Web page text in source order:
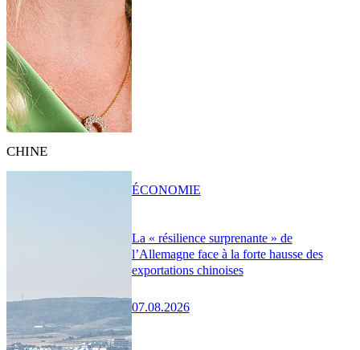
CHINE
La « résilience surprenante » de
l’Allemagne face à la forte hausse des
exportations chinoises
07.08.2026
ÉCONOMIE